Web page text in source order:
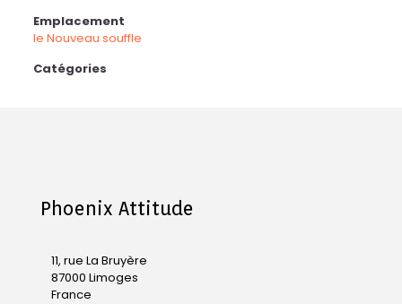
Emplacement
le Nouveau souffle
Catégories
Phoenix Attitude
11, rue La Bruyère
87000 Limoges
France